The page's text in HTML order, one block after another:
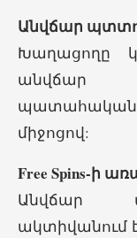
Անվճար
Խաղացողը
անվճար
միջոցով:
Free Spins-ի
Անվճար
ակտիվանում է